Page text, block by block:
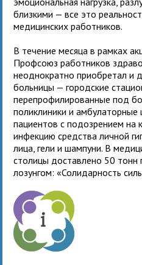
близкими — все это
медицинских работников.
В течение месяца в рамках
Профсоюз работников
неоднократно приобретал и
больницы — городские
перепрофилированные под
поликлиники и амбулаторные
пациентов с подозрением на
инфекцию средства личной
лица, гели и шампуни. В
столицы доставлено 50 тонн
лозунгом: «Солидарность